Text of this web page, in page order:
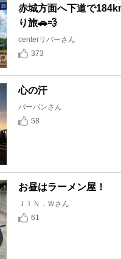
赤城方面へ下道で
り旅🚗💨
centerリバーさん
373
心の汗
バーバンさん
58
お昼はラーメン屋！
ＪＩＮ．Ｗさん
61